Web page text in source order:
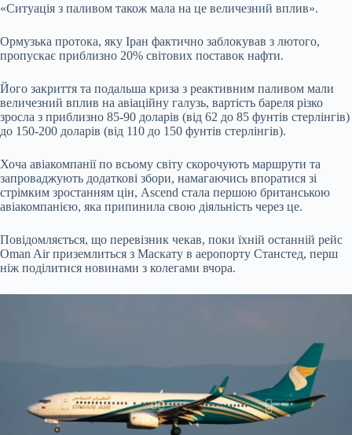
«Ситуація з паливом також мала на це величезний вплив».
Ормузька протока, яку Іран фактично заблокував з лютого,
пропускає приблизно 20% світових поставок нафти.
Його закриття та подальша криза з реактивним паливом мали
величезний вплив на авіаційну галузь, вартість бареля різко
зросла з приблизно 85-90 доларів (від 62 до 85 фунтів стерлінгів)
до 150-200 доларів (від 110 до 150 фунтів стерлінгів).
Хоча авіакомпанії по всьому світу скорочують маршрути та
запроваджують додаткові збори, намагаючись впоратися зі
стрімким зростанням цін, Ascend стала першою британською
авіакомпанією, яка припинила свою діяльність через це.
Повідомляється, що перевізник чекав, поки їхній останній рейс
Oman Air приземлиться з Маскату в аеропорту Станстед, перш
ніж поділитися новинами з колегами вчора.